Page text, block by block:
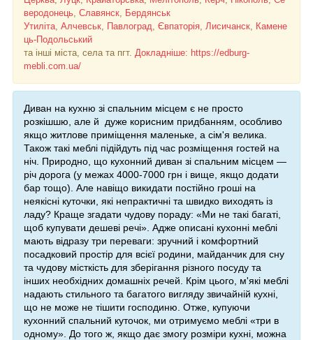
веродонець Славянск Бердянськ
Утиліта Алчевськ Павлоград Євпаторія Лисичанск Камене
ць-Подольський
та інші міста, села та пгт. Докладніше: https://edburg-
mebli.com.ua/
Диван на кухню зі спальним місцем є не просто
розкішшю, але й
дуже корисним придбанням, особливо
якщо житлове приміщення маленьке, а сім'я велика.
Також такі меблі підійдуть під час розміщення гостей на
ніч. Природно, що кухонний диван зі спальним місцем —
річ дорога (у межах 4000-7000 грн і вище, якщо додати
бар тощо). Але навіщо викидати постійно гроші на
неякісні куточки, які непрактичні та швидко виходять із
ладу? Краще згадати чудову пораду: «Ми не такі багаті,
щоб купувати дешеві речі». Адже описані кухонні меблі
мають відразу три переваги: зручний і комфортний
посадковий простір для всієї родини, майданчик для сну
та чудову місткість для зберігання різного посуду та
інших необхідних домашніх речей. Крім цього, м'які меблі
надають стильного та багатого вигляду звичайній кухні,
що не може не тішити господиню. Отже, купуючи
кухонний спальний куточок, ми отримуємо меблі «три в
одному». До того ж, якщо дає змогу розміри кухні, можна